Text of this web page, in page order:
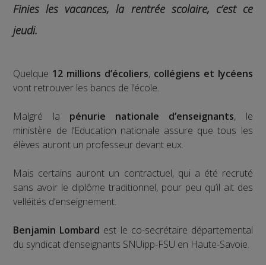
Finies les vacances, la rentrée scolaire, c’est ce
jeudi.
Quelque 12 millions d’écoliers, collégiens et lycéens
vont retrouver les bancs de l’école.
Malgré la pénurie nationale d’enseignants, le
ministère de l’Education nationale assure que tous les
élèves auront un professeur devant eux.
Mais certains auront un contractuel, qui a été recruté
sans avoir le diplôme traditionnel, pour peu qu’il ait des
velléités d’enseignement.
Benjamin Lombard est le co-secrétaire départemental
du syndicat d’enseignants SNUipp-FSU en Haute-Savoie.